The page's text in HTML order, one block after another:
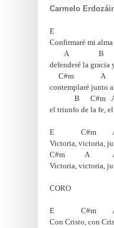
Carmelo
E
Confirmaré mi alma
A                 B
defenderé la gracia
C#m               A
contemplaré junto
B      C#m   A
el triunfo de la fe,
E               C#m
Victoria, victoria,
C#m           A
Victoria, victoria,
CORO
E               C#m
Con Cristo, con